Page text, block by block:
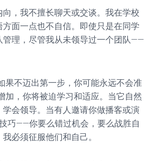
，我不擅长聊天或交谈。我在学校
面一点也不自信。即使只是在同学
理，尽管我从未领导过一个团队——
果不迈出第一步，你可能永远不会准
加，你将被迫学习和适应。当它自然
会领导。当有人邀请你做播客或演
巧——你要么错过机会，要么战胜自
必须征服他们和自己。